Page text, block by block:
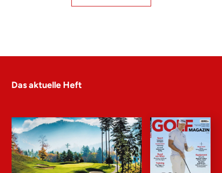
Das aktuelle Heft